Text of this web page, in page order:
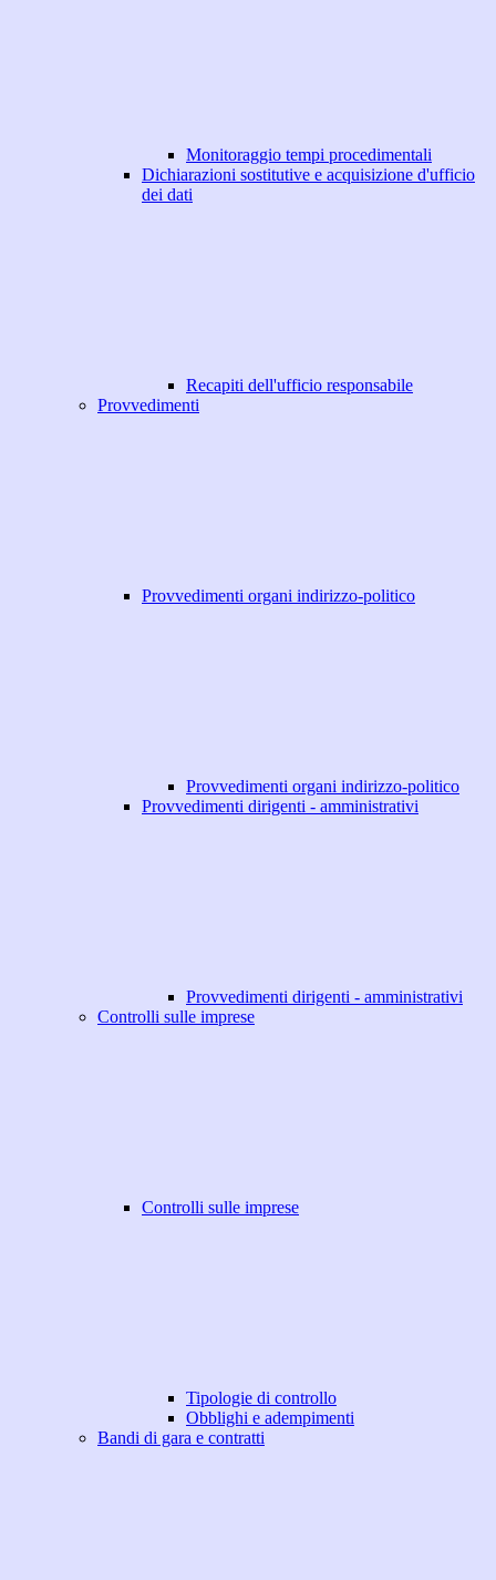
Monitoraggio tempi procedimentali
Dichiarazioni sostitutive e acquisizione d'ufficio
dei dati
Recapiti dell'ufficio responsabile
Provvedimenti
Provvedimenti organi indirizzo-politico
Provvedimenti organi indirizzo-politico
Provvedimenti dirigenti - amministrativi
Provvedimenti dirigenti - amministrativi
Controlli sulle imprese
Controlli sulle imprese
Tipologie di controllo
Obblighi e adempimenti
Bandi di gara e contratti